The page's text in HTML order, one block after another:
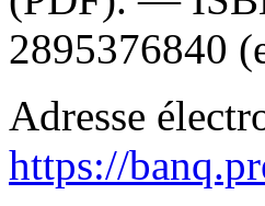
2895376840
Adresse
https://